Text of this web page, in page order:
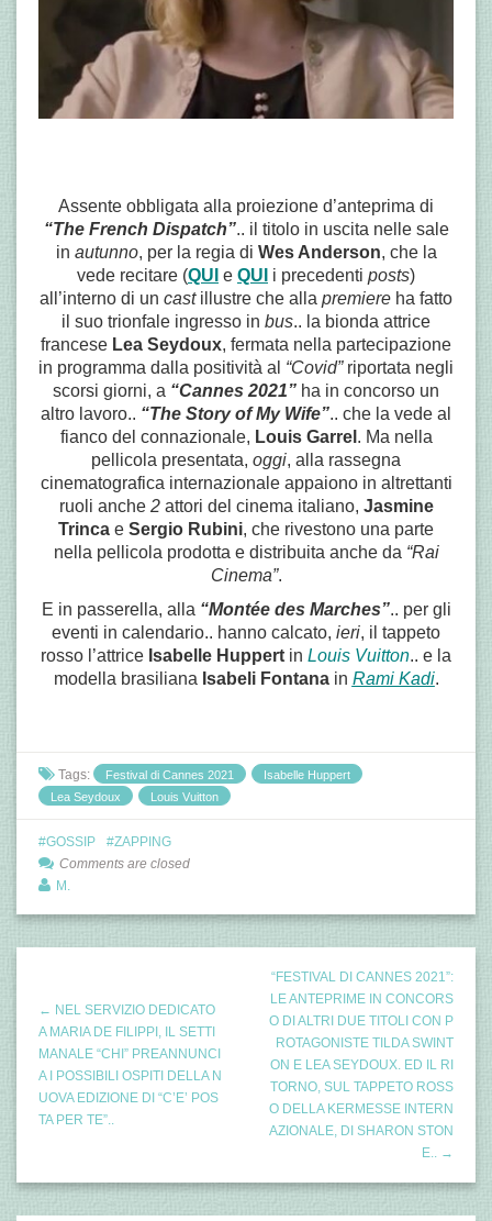
Assente obbligata alla proiezione d’anteprima di
“The French Dispatch”.. il titolo in uscita nelle sale
in autunno, per la regia di Wes Anderson, che la
vede recitare (QUI e QUI i precedenti posts)
all’interno di un castillustre che alla premiere ha fatto
il suo trionfale ingresso in bus.. la bionda attrice
francese Lea Seydoux, fermata nella partecipazione
in programma dalla positività al “Covid”riportata negli
scorsi giorni, a “Cannes 2021” ha in concorso un
altro lavoro.. “The Story of My Wife”.. che la vede al
fianco del connazionale, Louis Garrel . Ma nella
pellicola presentata, oggi, alla rassegna
cinematografica internazionale appaiono in altrettanti
ruoli anche 2attori del cinema italiano, Jasmine
Trinca e Sergio Rubini, che rivestono una parte
nella pellicola prodotta e distribuita anche da “Rai
Cinema”.
E in passerella, alla “Montée des Marches”.. per gli
eventi in calendario.. hanno calcato, ieri, il tappeto
rosso l’attrice Isabelle Huppert in Louis Vuitton.. e la
modella brasiliana Isabeli Fontanain Rami Kadi.
Tags: Festival di Cannes 2021
Isabelle Huppert
Lea Seydoux
Louis Vuitton
GOSSIP
ZAPPING
Comments are closed
M.
← NEL SERVIZIO DEDICATO
A MARIA DE FILIPPI, IL SETTI
MANALE “CHI” PREANNUNCI
A I POSSIBILI OSPITI DELLA N
UOVA EDIZIONE DI “C’E’ POS
TA PER TE”..
“FESTIVAL DI CANNES 2021”:
LE ANTEPRIME IN CONCORS
O DI ALTRI DUE TITOLI CON P
ROTAGONISTE TILDA SWINT
ON E LEA SEYDOUX. ED IL RI
TORNO, SUL TAPPETO ROSS
O DELLA KERMESSE INTERN
AZIONALE, DI SHARON STON
E.. →